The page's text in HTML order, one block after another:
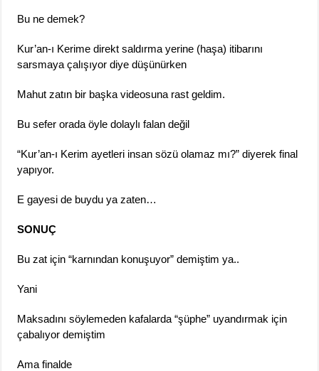
Bu ne demek?
Kur’an-ı Kerime direkt saldırma yerine (haşa) itibarını
sarsmaya çalışıyor diye düşünürken
Mahut zatın bir başka videosuna rast geldim.
Bu sefer orada öyle dolaylı falan değil
“Kur’an-ı Kerim ayetleri insan sözü olamaz mı?” diyerek final
yapıyor.
E gayesi de buydu ya zaten…
SONUÇ
Bu zat için “karnından konuşuyor” demiştim ya..
Yani
Maksadını söylemeden kafalarda “şüphe” uyandırmak için
çabalıyor demiştim
Ama finalde